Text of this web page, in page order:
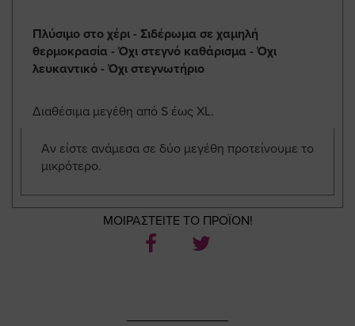
Πλύσιμο στο χέρι - Σιδέρωμα σε χαμηλή
θερμοκρασία - Όχι στεγνό καθάρισμα - Όχι
λευκαντικό - Όχι στεγνωτήριο
Διαθέσιμα μεγέθη από S έως XL.
Αν είστε ανάμεσα σε δύο μεγέθη προτείνουμε το
μικρότερο.
ΜΟΙΡΑΣΤΕΙΤΕ ΤΟ ΠΡΟΪΟΝ!